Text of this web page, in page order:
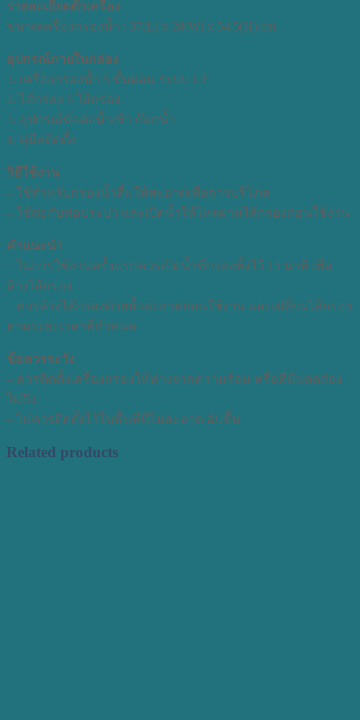
รายละเอียดตัวเครื่อง
ขนาดเครื่องกรองน้ำ : 37(L) x 28(W) x 54.5(H) cm.
อุปกรณ์ภายในกล่อง
1. เครื่องกรองน้ำ 5 ขั้นตอน ระบบ UF
2. ไส้กรอง 5 ไส้กรอง
3. อุปกรณ์ข้อต่อน้ำเข้า ก๊อกน้ำ
4. คุ่มือติดตั้ง
วิธีใช้งาน
– ใช้สำหรับกรองน้ำดื่มให้สะอาดเพื่อการบริโภค
– ใช้ต่อกับท่อประปา และเปิดน้ำให้ไหลผ่านไส้กรองก่อนใช้งาน
คำแนะนำ
– ในการใช้งานครั้งแรกควรเปิดน้ำที่กรองทิ้งไว้ 15 นาที เพื่อ
ล้างไส้กรอง
– ควรล้างไส้กรองด้วยน้ำสะอาดก่อนใช้งาน และเปลี่ยนไส้กรอง
ตามระยะเวลาที่กำหนด
ข้อควรระวัง
– ควรติดตั้งเครื่องกรองให้ห่างจากความร้อน หรือที่มีแดดส่อง
ไม่ถึง
– ไม่ควรติดตั้งไว้ในพื้นที่ที่ไม่สะอาด อัปชื้น
Related products